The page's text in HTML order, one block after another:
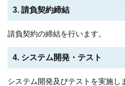
3. 請負契約締結
請負契約の締結を行います。
4. システム開発・テスト
システム開発及びテストを実施し